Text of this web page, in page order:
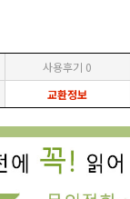
사용후기 0
교환정보